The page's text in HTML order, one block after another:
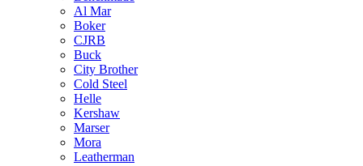
Al Mar
Boker
CJRB
Buck
City Brother
Cold Steel
Helle
Kershaw
Marser
Mora
Leatherman